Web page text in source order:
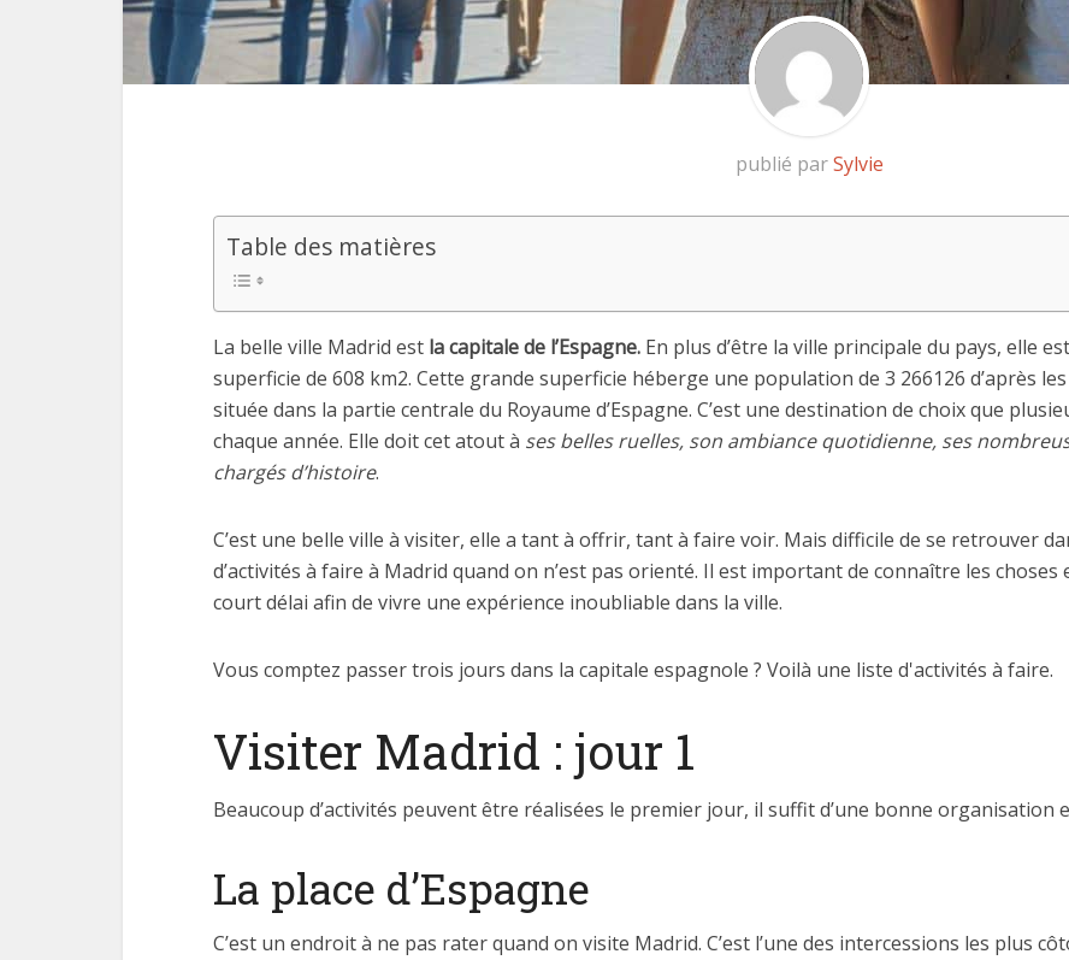
publié parSylvie
Table des matières
La belle ville Madrid est la capitale de l’Espagne. En plus d’être la ville principale du pays, elle
superficie de 608 km2. Cette grande superficie héberge une population de 3 266126 d’après
située dans la partie centrale du Royaume d’Espagne. C’est une destination de choix que
chaque année. Elle doit cet atout à ses belles ruelles, son ambiance quotidienne, ses
chargés d’histoire.
C’est une belle ville à visiter, elle a tant à offrir, tant à faire voir. Mais difficile de se retrouver
d’activités à faire à Madrid quand on n’est pas orienté. Il est important de connaître les
court délai afin de vivre une expérience inoubliable dans la ville.
Vous comptez passer trois jours dans la capitale espagnole ? Voilà une liste d'activités à faire.
Visiter Madrid : jour 1
Beaucoup d’activités peuvent être réalisées le premier jour, il suffit d’une bonne organisation
La place d’Espagne
C’est un endroit à ne pas rater quand on visite Madrid. C’est l’une des intercessions les plus